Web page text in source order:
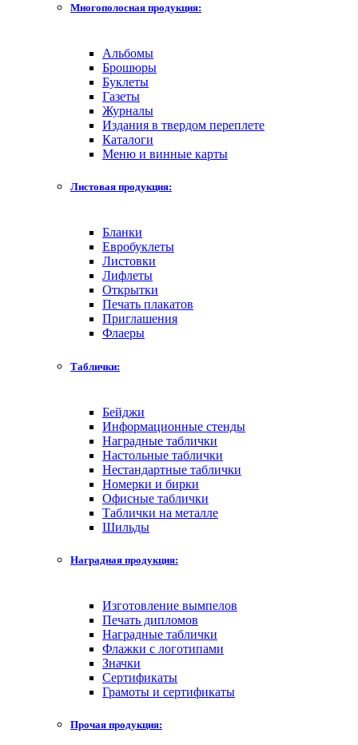
Многополосная продукция:
Альбомы
Брошюры
Буклеты
Газеты
Журналы
Издания в твердом переплете
Каталоги
Меню и винные карты
Листовая продукция:
Бланки
Евробуклеты
Листовки
Лифлеты
Открытки
Печать плакатов
Приглашения
Флаеры
Таблички:
Бейджи
Информационные стенды
Наградные таблички
Настольные таблички
Нестандартные таблички
Номерки и бирки
Офисные таблички
Таблички на металле
Шильды
Наградная продукция:
Изготовление вымпелов
Печать дипломов
Наградные таблички
Флажки с логотипами
Значки
Сертификаты
Грамоты и сертификаты
Прочая продукция: